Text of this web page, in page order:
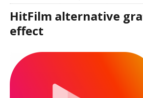
HitFilm alternative
effect